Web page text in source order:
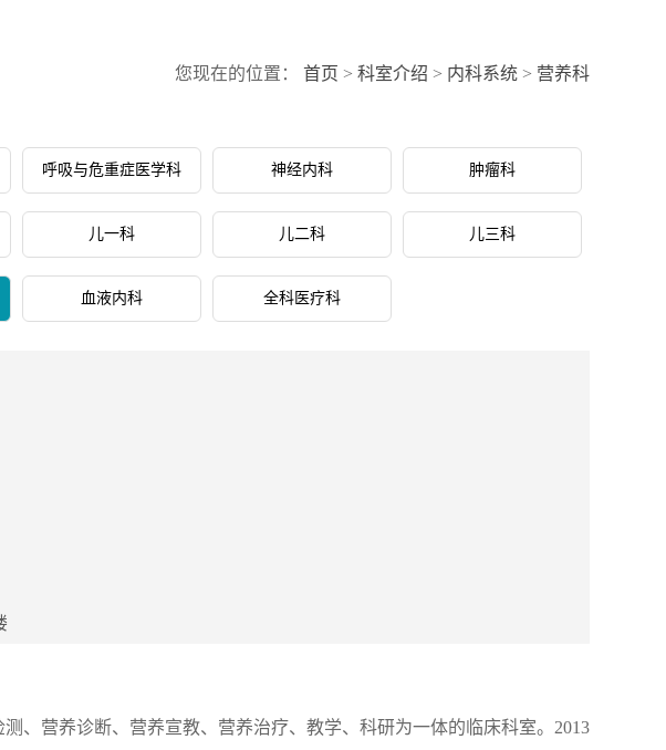
您现在的位置： 首页 > 科室介绍 > 内科系统 > 营养科
呼吸与危重症医学科 神经内科 肿瘤科
儿一科 儿二科 儿三科
血液内科 全科医疗科
、营养诊断、营养宣教、营养治疗、教学、科研为一体的临床科室。2013